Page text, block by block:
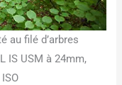
au filé d’arbres
IS USM à 24mm,